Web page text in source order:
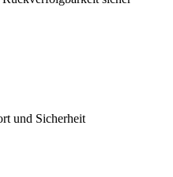
und Sicherheit